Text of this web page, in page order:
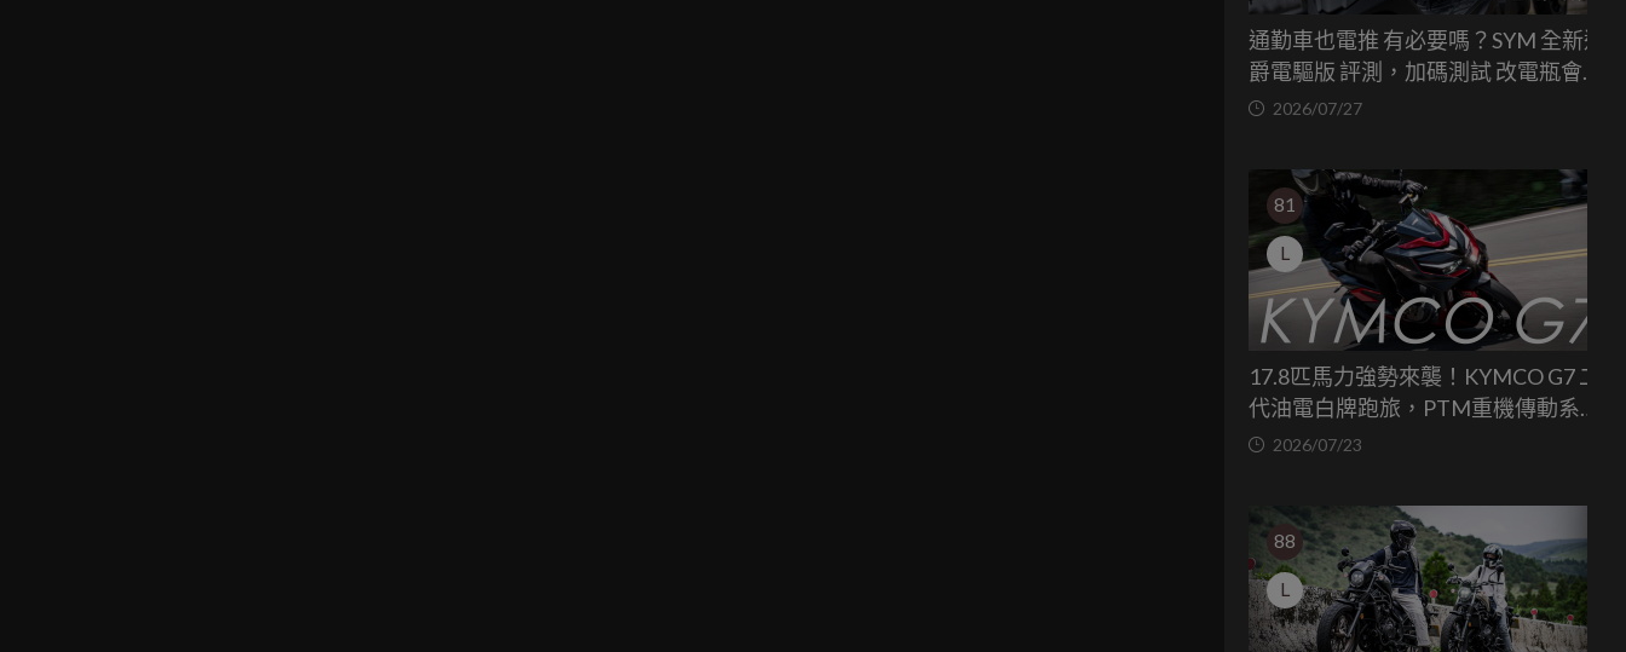
通勤車也電推 有必要嗎？SYM 全新迪
爵電驅版 評測，加碼測試 改電瓶會更
省油嗎？
2026/07/27
81
L
17.8匹馬力強勢來襲！KYMCO G7 二
代油電白牌跑旅，PTM重機傳動系統
與8公斤減重的操控饗宴
2026/07/23
88
L